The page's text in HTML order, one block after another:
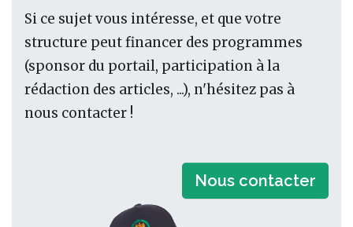
Si ce sujet vous intéresse, et que votre
structure peut financer des programmes
(sponsor du portail, participation à la
rédaction des articles, ...), n'hésitez pas à
nous contacter !
Nous contacter